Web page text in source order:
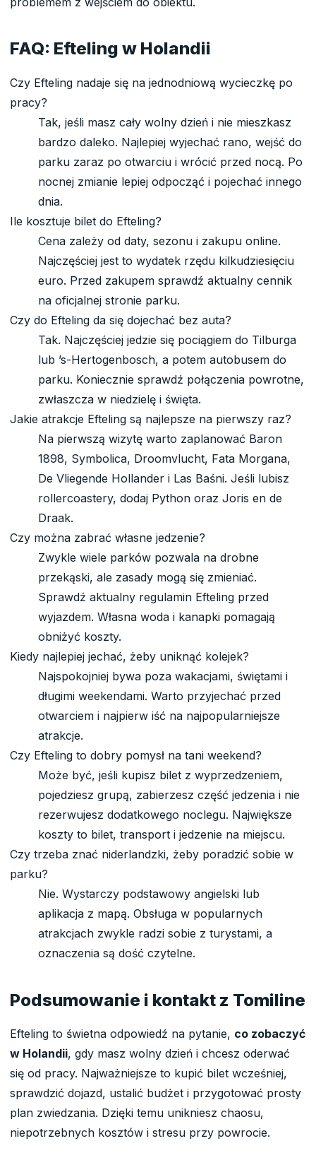
FAQ: Efteling w Holandii
Czy Efteling nadaje się na jednodniową wycieczkę po
pracy?
Tak, jeśli masz cały wolny dzień i nie mieszkasz
bardzo daleko. Najlepiej wyjechać rano, wejść do
parku zaraz po otwarciu i wrócić przed nocą. Po
nocnej zmianie lepiej odpocząć i pojechać innego
dnia.
Ile kosztuje bilet do Efteling?
Cena zależy od daty, sezonu i zakupu online.
Najczęściej jest to wydatek rzędu kilkudziesięciu
euro. Przed zakupem sprawdź aktualny cennik
na oficjalnej stronie parku.
Czy do Efteling da się dojechać bez auta?
Tak. Najczęściej jedzie się pociągiem do Tilburga
lub ’s-Hertogenbosch, a potem autobusem do
parku. Koniecznie sprawdź połączenia powrotne,
zwłaszcza w niedzielę i święta.
Jakie atrakcje Efteling są najlepsze na pierwszy raz?
Na pierwszą wizytę warto zaplanować Baron
1898, Symbolica, Droomvlucht, Fata Morgana,
De Vliegende Hollander i Las Baśni. Jeśli lubisz
rollercoastery, dodaj Python oraz Joris en de
Draak.
Czy można zabrać własne jedzenie?
Zwykle wiele parków pozwala na drobne
przekąski, ale zasady mogą się zmieniać.
Sprawdź aktualny regulamin Efteling przed
wyjazdem. Własna woda i kanapki pomagają
obniżyć koszty.
Kiedy najlepiej jechać, żeby uniknąć kolejek?
Najspokojniej bywa poza wakacjami, świętami i
długimi weekendami. Warto przyjechać przed
otwarciem i najpierw iść na najpopularniejsze
atrakcje.
Czy Efteling to dobry pomysł na tani weekend?
Może być, jeśli kupisz bilet z wyprzedzeniem,
pojedziesz grupą, zabierzesz część jedzenia i nie
rezerwujesz dodatkowego noclegu. Największe
koszty to bilet, transport i jedzenie na miejscu.
Czy trzeba znać niderlandzki, żeby poradzić sobie w
parku?
Nie. Wystarczy podstawowy angielski lub
aplikacja z mapą. Obsługa w popularnych
atrakcjach zwykle radzi sobie z turystami, a
oznaczenia są dość czytelne.
Podsumowanie i kontakt z Tomiline
Efteling to świetna odpowiedź na pytanie, co zobaczyć
w Holandii, gdy masz wolny dzień i chcesz oderwać
się od pracy. Najważniejsze to kupić bilet wcześniej,
sprawdzić dojazd, ustalić budżet i przygotować prosty
plan zwiedzania. Dzięki temu unikniesz chaosu,
niepotrzebnych kosztów i stresu przy powrocie.